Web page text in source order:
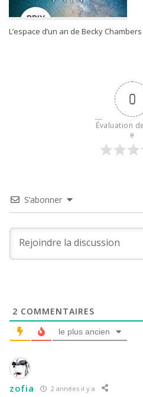
L’espace d’un an de Becky Chambers
0
Évaluation
e
S’abonner
2 COMMENTAIRES
le plus ancien
zofia 2 années il y a